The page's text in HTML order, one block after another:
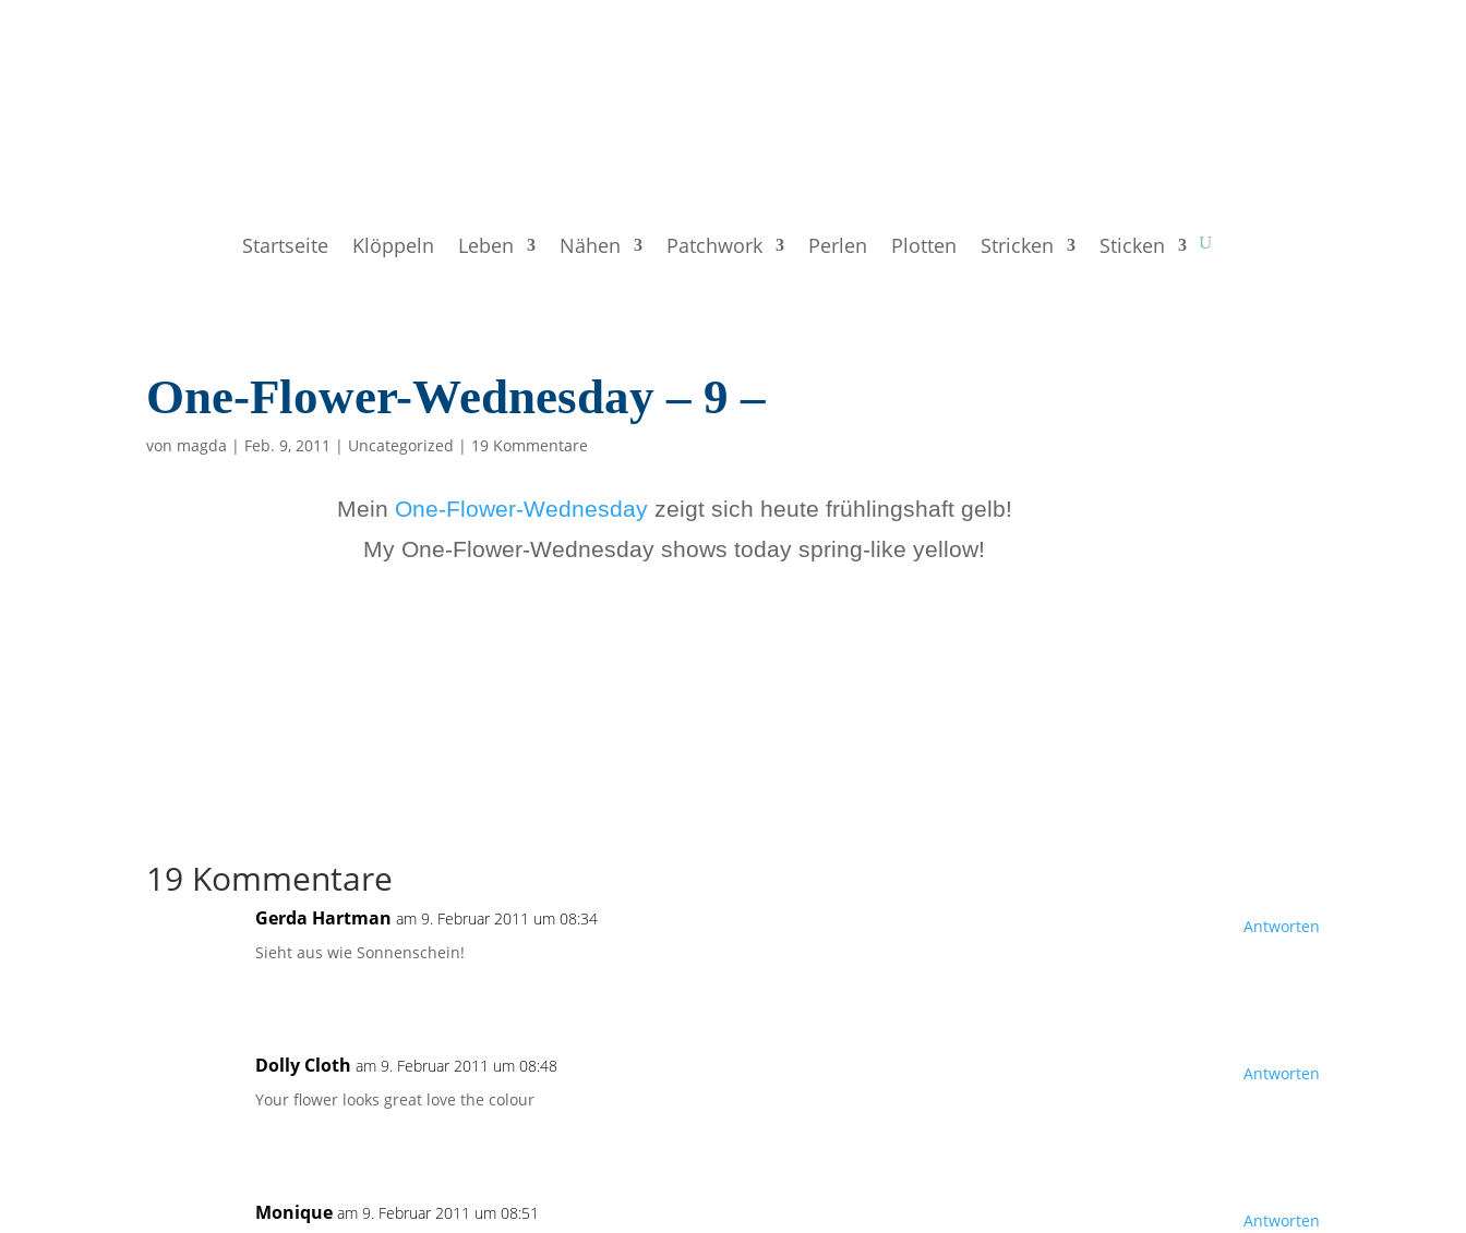
Startseite Klöppeln Leben Nähen Patchwork Perlen Plotten Stricken Sticken
One-Flower-Wednesday – 9 –
von magda | Feb. 9, 2011 | Uncategorized | 19 Kommentare
Mein One-Flower-Wednesdayzeigt sich heute frühlingshaft gelb!
My One-Flower-Wednesday shows today spring-like yellow!
19 Kommentare
Gerda Hartman am 9. Februar 2011 um 08:34
Sieht aus wie Sonnenschein!
Antworten
Dolly Cloth am 9. Februar 2011 um 08:48
Your flower looks great love the colour
Antworten
Monique am 9. Februar 2011 um 08:51
Antworten